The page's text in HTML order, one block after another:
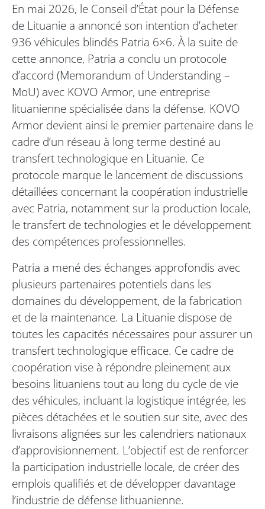
En mai 2026, le Conseil d’État pour la Défense
de Lituanie a annoncé son intention d’acheter
936 véhicules blindés Patria 6×6. À la suite de
cette annonce, Patria a conclu un protocole
d’accord (Memorandum of Understanding –
MoU) avec KOVO Armor, une entreprise
lituanienne spécialisée dans la défense. KOVO
Armor devient ainsi le premier partenaire dans le
cadre d’un réseau à long terme destiné au
transfert technologique en Lituanie. Ce
protocole marque le lancement de discussions
détaillées concernant la coopération industrielle
avec Patria, notamment sur la production locale,
le transfert de technologies et le développement
des compétences professionnelles.
Patria a mené des échanges approfondis avec
plusieurs partenaires potentiels dans les
domaines du développement, de la fabrication
et de la maintenance. La Lituanie dispose de
toutes les capacités nécessaires pour assurer un
transfert technologique efficace. Ce cadre de
coopération vise à répondre pleinement aux
besoins lituaniens tout au long du cycle de vie
des véhicules, incluant la logistique intégrée, les
pièces détachées et le soutien sur site, avec des
livraisons alignées sur les calendriers nationaux
d’approvisionnement. L’objectif est de renforcer
la participation industrielle locale, de créer des
emplois qualifiés et de développer davantage
l’industrie de défense lithuanienne.